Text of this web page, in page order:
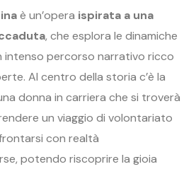
è un’opera ispirata a una
, che esplora le dinamiche
intenso percorso narrativo ricco
Al centro della storia c’è la
donna in carriera che si troverà
un viaggio di volontariato
con realtà
potendo riscoprire la gioia